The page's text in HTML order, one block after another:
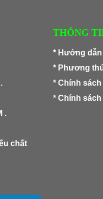
.
chất
THÔNG
* Hướng
* Phương
* Chính
* Chính sách